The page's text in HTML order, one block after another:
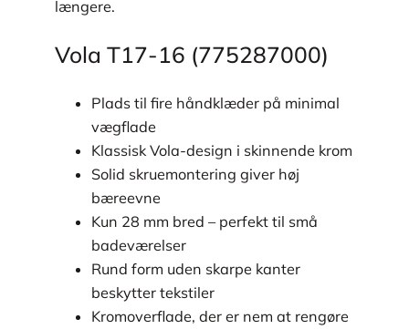
længere.
Vola T17-16 (775287000)
Plads til fire håndklæder på minimal
vægflade
Klassisk Vola-design i skinnende krom
Solid skruemontering giver høj
bæreevne
Kun 28 mm bred – perfekt til små
badeværelser
Rund form uden skarpe kanter
beskytter tekstiler
Kromoverflade, der er nem at rengøre